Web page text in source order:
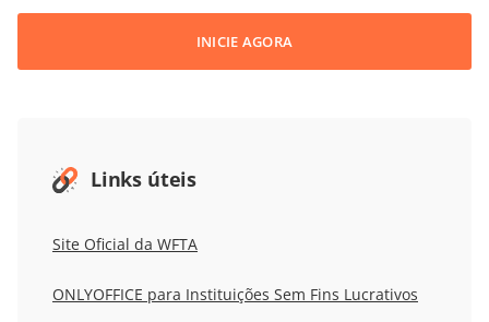
INICIE AGORA
Links úteis
Site Oficial da WFTA
ONLYOFFICE para Instituições Sem Fins Lucrativos